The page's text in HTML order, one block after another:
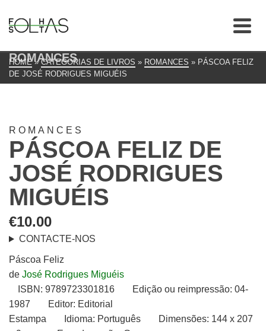
ROMANCES
HOME » CATEGORIAS DE LIVROS » ROMANCES » PÁSCOA FELIZ
DE JOSÉ RODRIGUES MIGUÉIS
ROMANCES
PÁSCOA FELIZ DE
JOSÉ RODRIGUES
MIGUÉIS
€10.00
CONTACTE-NOS
Páscoa Feliz
de José Rodrigues Miguéis
ISBN: 9789723301816 Edição ou reimpressão: 04-
1987
Editor: Editorial
Estampa
Idioma: Português Dimensões: 144 x 207